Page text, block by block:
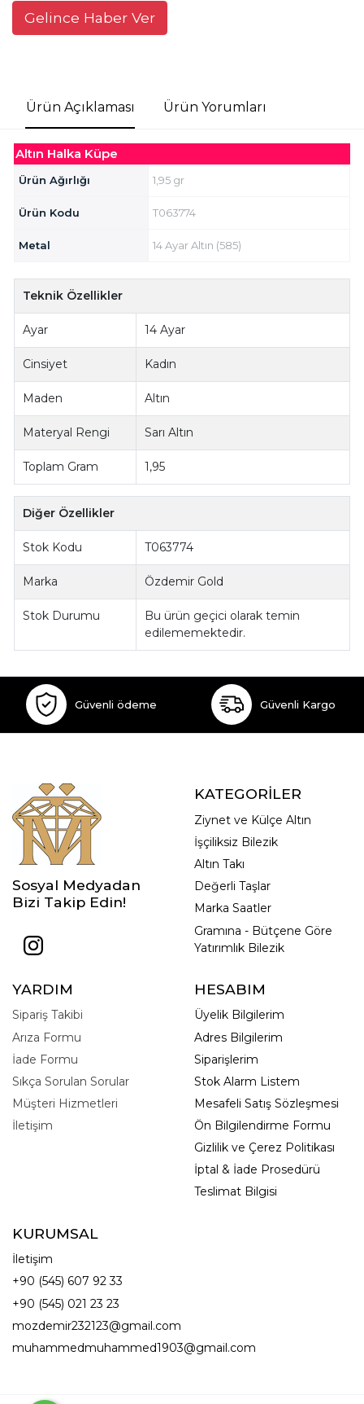
Gelince Haber Ver
Ürün Açıklaması Ürün Yorumları
Altın Halka Küpe
Ürün Ağırlığı 1,95 gr
Ürün Kodu T063774
Metal 14 Ayar Altın (585)
Teknik Özellikler
Ayar 14 Ayar
Cinsiyet Kadın
Maden Altın
Materyal Rengi Sarı Altın
Toplam Gram 1,95
Diğer Özellikler
Stok Kodu T063774
Marka Özdemir Gold
Stok Durumu
Bu ürün geçici olarak temin
edilememektedir.
Güvenli ödeme Güvenli Kargo
Sosyal Medyadan
Bizi Takip Edin!
KATEGORİLER
Ziynet ve Külçe Altın
İşçiliksiz Bilezik
Altın Takı
Değerli Taşlar
Marka Saatler
Gramına - Bütçene Göre
Yatırımlık Bilezik
YARDIM
Sipariş Takibi
Arıza Formu
İade Formu
Sıkça Sorulan Sorular
Müşteri Hizmetleri
İletişim
HESABIM
Üyelik Bilgilerim
Adres Bilgilerim
Siparişlerim
Stok Alarm Listem
Mesafeli Satış Sözleşmesi
Ön Bilgilendirme Formu
Gizlilik ve Çerez Politikası
İptal & İade Prosedürü
Teslimat Bilgisi
KURUMSAL
İletişim
+90 (545) 607 92 33
+90 (545) 021 23 23
mozdemir232123@gmail.com
muhammedmuhammed1903@gmail.com